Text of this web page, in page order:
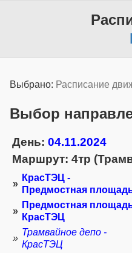
Выбрано: Расписание
Выбор
День: 04.11.2024
Маршрут: 4тр
»
КрасТЭЦ -
Предмостная
»
Предмостная
КрасТЭЦ
»
Трамвайное депо -
КрасТЭЦ